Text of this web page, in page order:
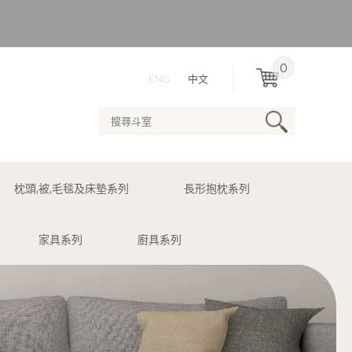
服務。
ENG 中文
0
枕頭,被,毛毯及床墊系列 長形抱枕系列
家具系列 廚具系列